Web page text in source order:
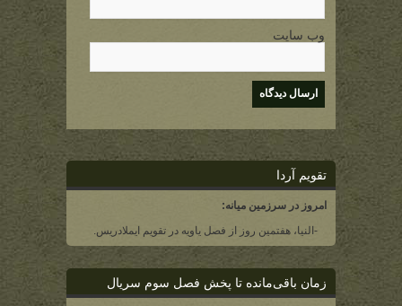
وب سایت
تقویم آردا
امروز در سرزمین میانه:
-النیا، هفتمین روز از فصل یاویه در تقویم ایملادریس.
زمان باقی‌مانده تا پخش فصل سوم سریال